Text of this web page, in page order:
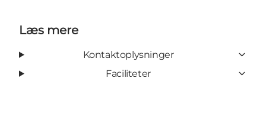
Læs mere
Kontaktoplysninger
Faciliteter